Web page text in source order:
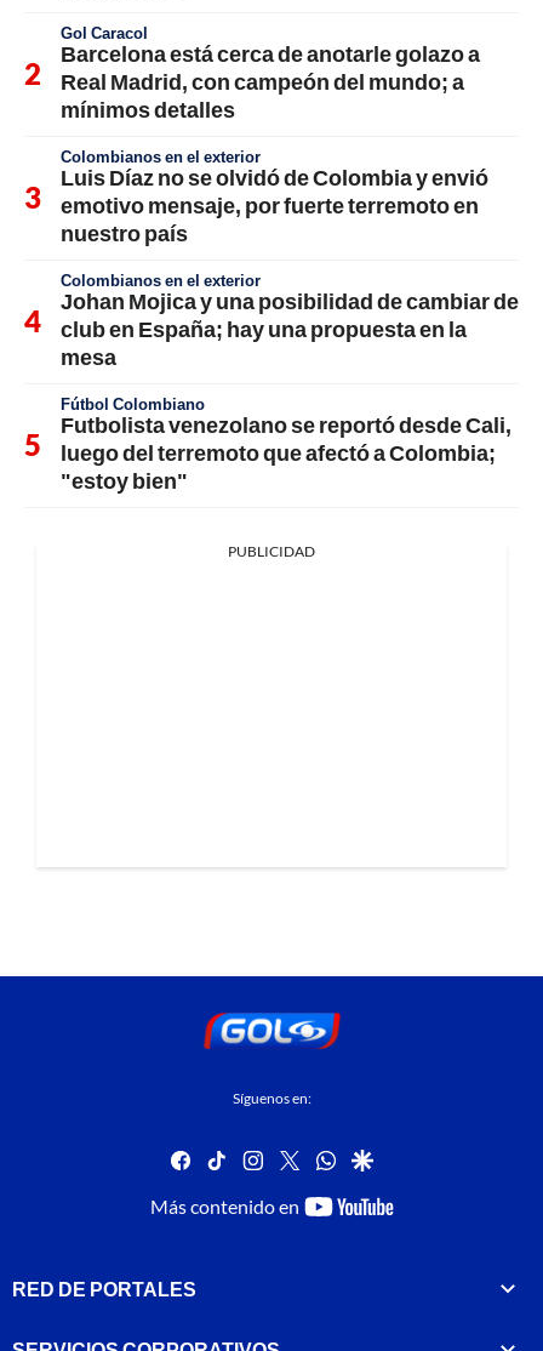
Gol Caracol
Barcelona está cerca de anotarle golazo a
Real Madrid, con campeón del mundo; a
mínimos detalles
Colombianos en el exterior
Luis Díaz no se olvidó de Colombia y envió
emotivo mensaje, por fuerte terremoto en
nuestro país
Colombianos en el exterior
Johan Mojica y una posibilidad de cambiar de
club en España; hay una propuesta en la
mesa
Fútbol Colombiano
Futbolista venezolano se reportó desde Cali,
luego del terremoto que afectó a Colombia;
"estoy bien"
PUBLICIDAD
Síguenos en:
facebook
tiktok instagram
twitterwhatsapp
google
Más contenido en
youtube-
RED DE PORTALES